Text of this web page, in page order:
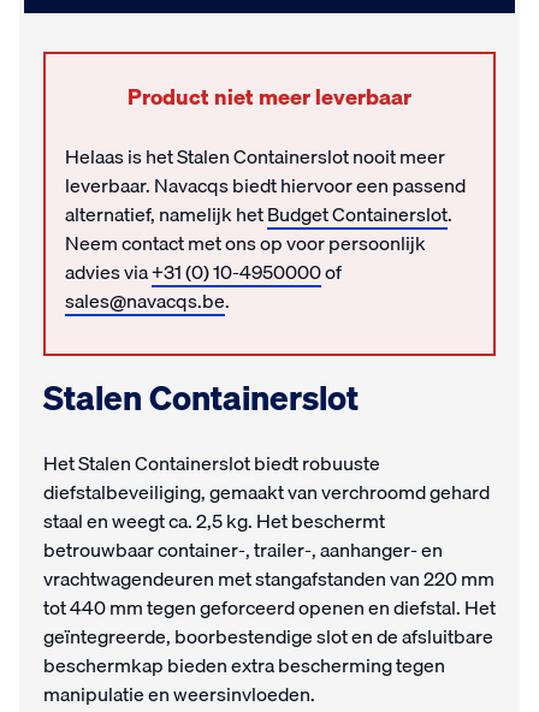
Product niet meer leverbaar
Helaas is het Stalen Containerslot nooit meer
leverbaar. Navacqs biedt hiervoor een passend
alternatief, namelijk hetBudget Containerslot.
Neem contact met ons op voor persoonlijk
advies via+31 (0) 10-4950000of
sales@navacqs.be.
Stalen Containerslot
Het Stalen Containerslot biedt robuuste
diefstalbeveiliging, gemaakt van verchroomd gehard
staal en weegt ca. 2,5 kg. Het beschermt
betrouwbaar container-, trailer-, aanhanger- en
vrachtwagendeuren met stangafstanden van 220 mm
tot 440 mm tegen geforceerd openen en diefstal. Het
geïntegreerde, boorbestendige slot en de afsluitbare
beschermkap bieden extra bescherming tegen
manipulatie en weersinvloeden.